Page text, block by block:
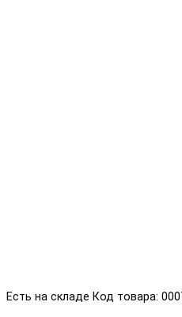
Есть на складе Код товара: